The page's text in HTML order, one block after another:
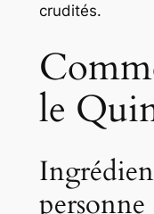
crudités.
le
personne